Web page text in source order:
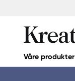
Våre produkter